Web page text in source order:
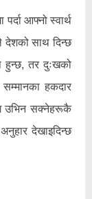
आफ्नो स्वार्थ
देशको साथ दिन्छ
हुन्छ, तर दुःखको
हकदार
उभिन सक्नेहरूकै
देखाइदिन्छ